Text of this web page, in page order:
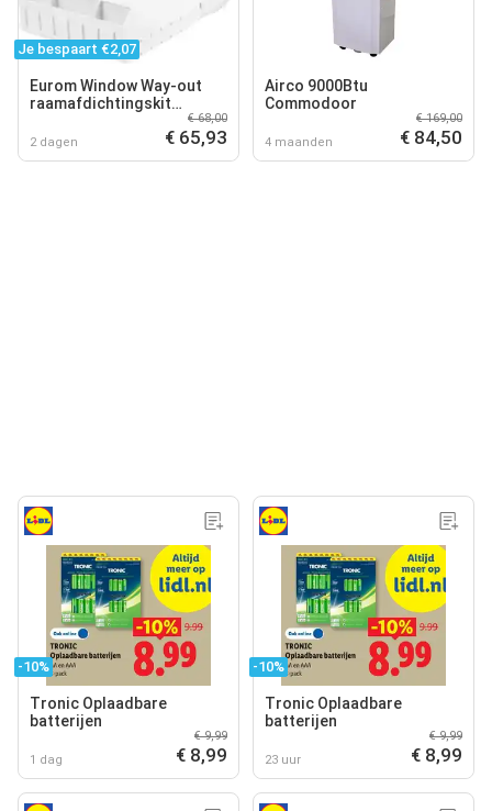
Je bespaart €2,07
Eurom Window Way-out
raamafdichtingskit
mobiele airco - voor draai-
kiepramen en dakramen
2 dagen
€ 68,00
€ 65,93
Airco 9000Btu
Commodoor
4 maanden
€ 169,00
€ 84,50
-10%
Tronic Oplaadbare
batterijen
1 dag
€ 9,99
€ 8,99
-10%
Tronic Oplaadbare
batterijen
23 uur
€ 9,99
€ 8,99